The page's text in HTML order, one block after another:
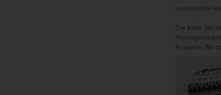
von Brandible
Die kalte
Präsente. Wir